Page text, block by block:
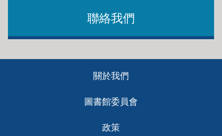
聯絡我們
關於我們
圖書館委員會
政策